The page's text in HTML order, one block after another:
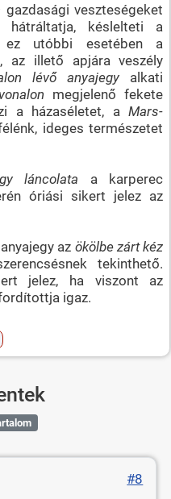
gazdasági veszteségeket
hátráltatja, késlelteti a
ez utóbbi esetében a
az illető apjára veszély
lévő anyajegy alkati
megjelenő fekete
a házaséletet, aMars-
ideges természetet
láncolata a karperec
óriási sikert jelez az
az ökölbe zárt kéz
tekinthető.
jelez, ha viszont az
igaz.
#8